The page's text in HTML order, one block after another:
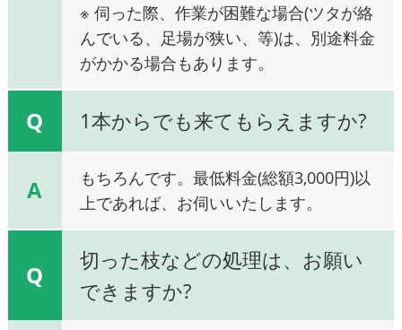
※ 伺った際、作業が困難な場合(ツタが絡
んでいる、足場が狭い、等)は、別途料金
がかかる場合もあります。
Q 1本からでも来てもらえますか?
A
もちろんです。最低料金(総額3,000円)以
上であれば、お伺いいたします。
Q
切った枝などの処理は、お願い
できますか?